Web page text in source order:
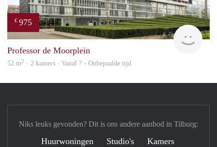
€ 975
Professor de Moorplein
52 m2 · 2 kamers · Vanaf ? - Onbepaalde tijd
Niks leuks gevonden? Dit is ons andere aanbod in Tilburg:
Huurwoningen Studio's Kamers